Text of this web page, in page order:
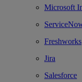
Microsoft
Freshworks
Jira
Salesforce